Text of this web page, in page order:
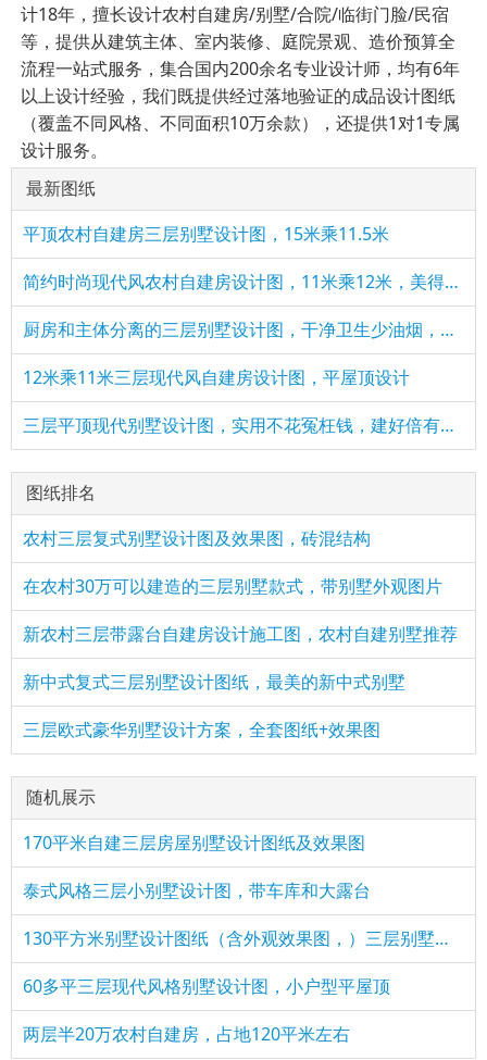
计18年，擅长设计农村自建房/别墅/合院/临街门脸/民宿
等，提供从建筑主体、室内装修、庭院景观、造价预算全
流程一站式服务，集合国内200余名专业设计师，均有6年
以上设计经验，我们既提供经过落地验证的成品设计图纸
（覆盖不同风格、不同面积10万余款），还提供1对1专属
设计服务。
最新图纸
平顶农村自建房三层别墅设计图，15米乘11.5米
简约时尚现代风农村自建房设计图，11米乘12米，美得不像话！
厨房和主体分离的三层别墅设计图，干净卫生少油烟，适合农村
12米乘11米三层现代风自建房设计图，平屋顶设计
三层平顶现代别墅设计图，实用不花冤枉钱，建好倍有面子
图纸排名
农村三层复式别墅设计图及效果图，砖混结构
在农村30万可以建造的三层别墅款式，带别墅外观图片
新农村三层带露台自建房设计施工图，农村自建别墅推荐
新中式复式三层别墅设计图纸，最美的新中式别墅
三层欧式豪华别墅设计方案，全套图纸+效果图
随机展示
170平米自建三层房屋别墅设计图纸及效果图
泰式风格三层小别墅设计图，带车库和大露台
130平方米别墅设计图纸（含外观效果图，）三层别墅设计方案
60多平三层现代风格别墅设计图，小户型平屋顶
两层半20万农村自建房，占地120平米左右